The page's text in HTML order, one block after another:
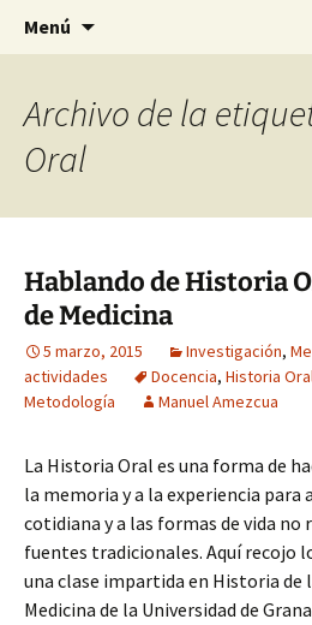
Gomeres
Historia, cultura y
Menú
Archivo de la
Oral
Hablando de Historia
de Medicina
5 marzo, 2015 Investigación,
actividades
Docencia, Historia
Metodología
Manuel Amezcua
La Historia Oral es una forma de
la memoria y a la experiencia para
cotidiana y a las formas de vida no
fuentes tradicionales. Aquí recojo
una clase impartida en Historia de
Medicina de la Universidad de